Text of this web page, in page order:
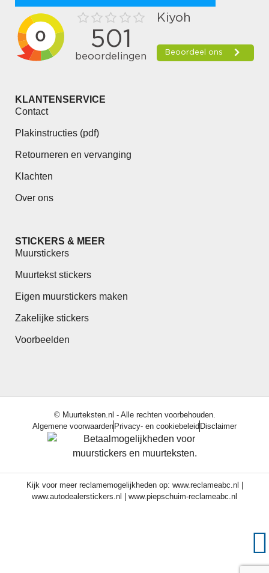
KLANTENSERVICE
Contact
Plakinstructies (pdf)
Retourneren en vervanging
Klachten
Over ons
STICKERS & MEER
Muurstickers
Muurtekst stickers
Eigen muurstickers maken
Zakelijke stickers
Voorbeelden
© Muurteksten.nl - Alle rechten voorbehouden.
Algemene voorwaarden Privacy- en cookiebeleid Disclaimer
Kijk voor meer reclamemogelijkheden op: www.reclameabc.nl
www.autodealerstickers.nl
www.piepschuim-reclameabc.nl